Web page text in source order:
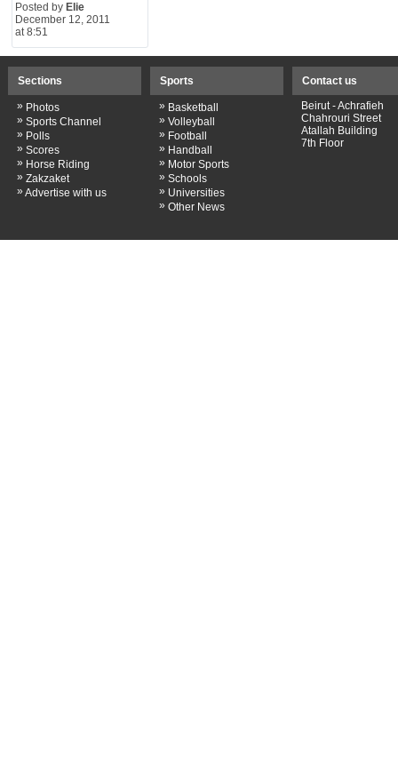
Posted by Elie
December 12, 2011
at 8:51
Sections
» Photos
» Sports Channel
» Polls
» Scores
» Horse Riding
» Zakzaket
» Advertise with us
Sports
» Basketball
» Volleyball
» Football
» Handball
» Motor Sports
» Schools
» Universities
» Other News
Contact us
Beirut - Achrafieh
Chahrouri Street
Atallah Building
7th Floor